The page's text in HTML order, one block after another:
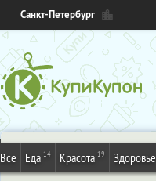
Санкт-Петербург
Все Еда 14 Красота 19 Здоровье